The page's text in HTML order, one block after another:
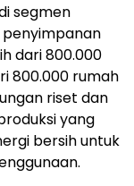
segmen
dari 800.000
800.000 rumah
riset dan
yang
bersih untuk